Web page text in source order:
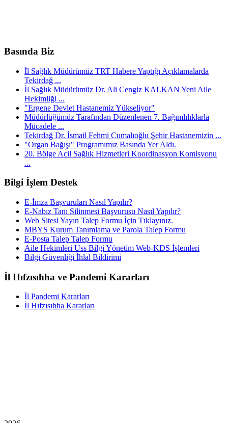
Basında Biz
İl Sağlık Müdürümüz TRT Habere Yaptığı Açıklamalarda
Tekirdağ ...
İl Sağlık Müdürümüz Dr. Ali Cengiz KALKAN Yeni Aile
Hekimliği ...
"Ergene Devlet Hastanemiz Yükseliyor"
Müdürlüğümüz Tarafından Düzenlenen 7. Bağımlılıklarla
Mücadele ...
Tekirdağ Dr. İsmail Fehmi Cumalıoğlu Şehir Hastanemizin ...
"Organ Bağışı" Programımız Basında Yer Aldı.
20. Bölge Acil Sağlık Hizmetleri Koordinasyon Komisyonu
...
Bilgi İşlem Destek
E-İmza Başvuruları Nasıl Yapılır?
E-Nabız Tanı Silinmesi Başvurusu Nasıl Yapılır?
Web Sitesi Yayın Talep Formu İçin Tıklayınız.
MBYS Kurum Tanımlama ve Parola Talep Formu
E-Posta Talep Talep Formu
Aile Hekimleri Uss Bilgi Yönetim Web-KDS İşlemleri
Bilgi Güvenliği İhlal Bildirimi
İl Hıfzısıhha ve Pandemi Kararları
İl Pandemi Kararları
İl Hıfzısıhha Kararları